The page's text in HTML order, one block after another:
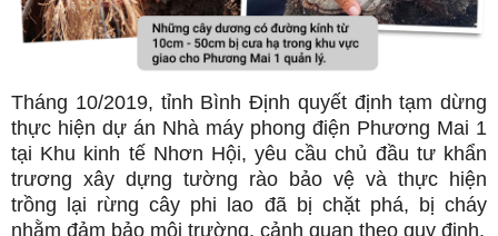
Tháng 10/2019, tỉnh Bình Định quyết định tạm dừng
thực hiện dự án Nhà máy phong điện Phương Mai 1
tại Khu kinh tế Nhơn Hội, yêu cầu chủ đầu tư khẩn
trương xây dựng tường rào bảo vệ và thực hiện
trồng lại rừng cây phi lao đã bị chặt phá, bị cháy
nhằm đảm bảo môi trường, cảnh quan theo quy định.